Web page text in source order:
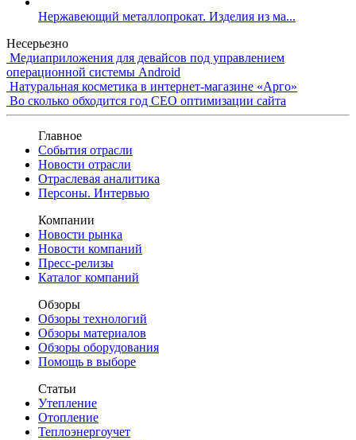
Нержавеющий металлопрокат. Изделия из ма...
Несерьезно
Медиаприложения для девайсов под управлением
операционной системы Android
Натуральная косметика в интернет-магазине «Арго»
Во сколько обходится год СЕО оптимизации сайта
Главное
События отрасли
Новости отрасли
Отраслевая аналитика
Персоны. Интервью
Компании
Новости рынка
Новости компаний
Пресс-релизы
Каталог компаний
Обзоры
Обзоры технологий
Обзоры материалов
Обзоры оборудования
Помощь в выборе
Статьи
Утепление
Отопление
Теплоэнергоучет